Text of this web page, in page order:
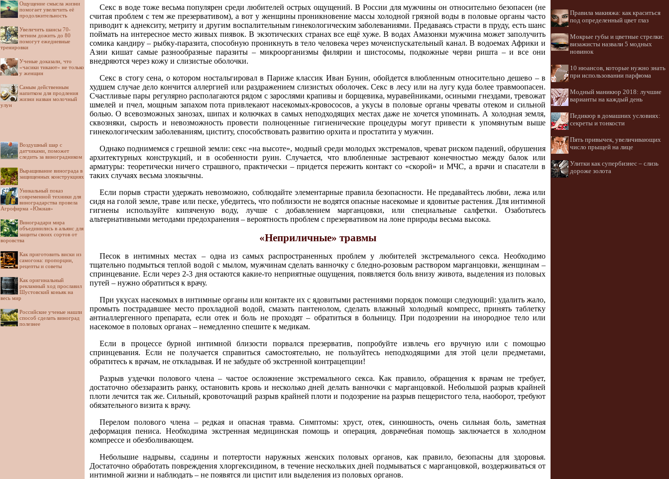
Ощущение смысла жизни
помогает увеличить её
продолжительность
Увеличить шансы 70-
летним дожить до 80
помогут ежедневные
тренировки
Ученые доказали, что
«часики тикают» не только
у женщин
Самым действенным
напитком для продления
жизни назван молочный
улун
Воздушный шар с
датчиками, поможет
следить за виноградником
Выращивание винограда в
защищенных конструкциях
Уникальный показ
современной техники для
виноградарства провела
Агрофирма «Южная»
Виноградари мира
объединились в альянс для
защиты своих сортов от
воровства
Как приготовить виски из
самогона: пропорции,
рецепты и советы
Как оригинальный
рекламный ход прославил
Шустовский коньяк на
весь мир
Российские ученые нашли
способ сделать виноград
полезнее
Секс в воде тоже весьма популярен среди любителей острых ощущений. В России для мужчины он относительно безопасен (не
считая проблем с тем же презервативом), а вот у женщины проникновение массы холодной грязной воды в половые органы часто
приводит к аднекситу, метриту и другим воспалительным гинекологическим заболеваниями. Предаваясь страсти в пруду, есть шанс
поймать на интересное место живых пиявок. В экзотических странах все ещё хуже. В водах Амазонки мужчина может заполучить
сомика кандиру – рыбку-паразита, способную проникнуть в тело человека через мочеиспускательный канал. В водоемах Африки и
Азии кишат самые разнообразные паразиты – микроорганизмы филярии и шистосомы, подкожные черви ришта – и все они
внедряются через кожу и слизистые оболочки.
Секс в стогу сена, о котором ностальгировал в Париже классик Иван Бунин, обойдется влюбленным относительно дешево – в
худшем случае дело кончится аллергией или раздражением слизистых оболочек. Секс в лесу или на лугу куда более травмоопасен.
Счастливые пары регулярно располагаются рядом с зарослями крапивы и борщевика, муравейниками, осиными гнездами, тревожат
шмелей и пчел, мощным запахом пота привлекают насекомых-кровососов, а укусы в половые органы чреваты отеком и сильной
болью. О всевозможных занозах, шипах и колючках в самых неподходящих местах даже не хочется упоминать. А холодная земля,
сквозняки, сырость и невозможность провести полноценные гигиенические процедуры могут привести к упомянутым выше
гинекологическим заболеваниям, циститу, способствовать развитию орхита и простатита у мужчин.
Однако поднимемся с грешной земли: секс «на высоте», модный среди молодых экстремалов, чреват риском падений, обрушения
архитектурных конструкций, и в особенности руин. Случается, что влюбленные застревают конечностью между балок или
арматуры: теоретически ничего страшного, практически – придется пережить контакт со «скорой» и МЧС, а врачи и спасатели в
таких случаях весьма злоязычны.
Если порыв страсти удержать невозможно, соблюдайте элементарные правила безопасности. Не предавайтесь любви, лежа или
сидя на голой земле, траве или песке, убедитесь, что поблизости не водятся опасные насекомые и ядовитые растения. Для интимной
гигиены используйте кипяченую воду, лучше с добавлением марганцовки, или специальные салфетки. Озаботьтесь
альтернативными методами предохранения – вероятность проблем с презервативом на лоне природы весьма высока.
«Неприличные» травмы
Песок в интимных местах – одна из самых распространенных проблем у любителей экстремального секса. Необходимо
тщательно подмыться теплой водой с мылом, мужчинам сделать ванночку с бледно-розовым раствором марганцовки, женщинам –
спринцевание. Если через 2-3 дня остаются какие-то неприятные ощущения, появляется боль внизу живота, выделения из половых
путей – нужно обратиться к врачу.
При укусах насекомых в интимные органы или контакте их с ядовитыми растениями порядок помощи следующий: удалить жало,
промыть пострадавшее место прохладной водой, смазать пантенолом, сделать влажный холодный компресс, принять таблетку
антиаллергенного препарата, если отек и боль не проходят – обратиться в больницу. При подозрении на инородное тело или
насекомое в половых органах – немедленно спешите к медикам.
Если в процессе бурной интимной близости порвался презерватив, попробуйте извлечь его вручную или с помощью
спринцевания. Если не получается справиться самостоятельно, не пользуйтесь неподходящими для этой цели предметами,
обратитесь к врачам, не откладывая. И не забудьте об экстренной контрацепции!
Разрыв уздечки полового члена – частое осложнение экстремального секса. Как правило, обращения к врачам не требует,
достаточно обеззаразить ранку, остановить кровь и несколько дней делать ванночки с марганцовкой. Небольшой разрыв крайней
плоти лечится так же. Сильный, кровоточащий разрыв крайней плоти и подозрение на разрыв пещеристого тела, наоборот, требуют
обязательного визита к врачу.
Перелом полового члена – редкая и опасная травма. Симптомы: хруст, отек, синюшность, очень сильная боль, заметная
деформация пениса. Необходима экстренная медицинская помощь и операция, доврачебная помощь заключается в холодном
компрессе и обезболивающем.
Небольшие надрывы, ссадины и потертости наружных женских половых органов, как правило, безопасны для здоровья.
Достаточно обработать повреждения хлоргексидином, в течение нескольких дней подмываться с марганцовкой, воздерживаться от
интимной жизни и наблюдать – не появятся ли цистит или выделения из половых органов.
Правила макияжа: как краситься
под определенный цвет глаз
Мокрые губы и цветные стрелки:
визажисты назвали 5 модных
новинок
10 нюансов, которые нужно знать
при использовании парфюма
Модный маникюр 2018: лучшие
варианты на каждый день
Педикюр в домашних условиях:
секреты и тонкости
Пять привычек, увеличивающих
число прыщей на лице
Улитки как супербизнес – слизь
дороже золота